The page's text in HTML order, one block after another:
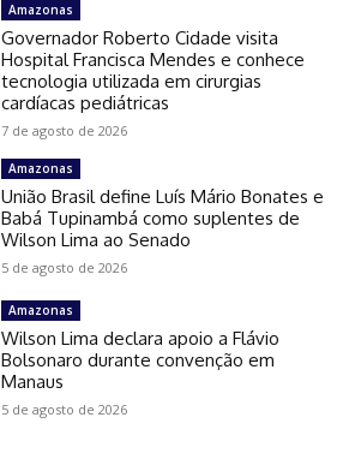
Amazonas
Governador Roberto Cidade visita
Hospital Francisca Mendes e conhece
tecnologia utilizada em cirurgias
cardíacas pediátricas
7 de agosto de 2026
Amazonas
União Brasil define Luís Mário Bonates e
Babá Tupinambá como suplentes de
Wilson Lima ao Senado
5 de agosto de 2026
Amazonas
Wilson Lima declara apoio a Flávio
Bolsonaro durante convenção em
Manaus
5 de agosto de 2026